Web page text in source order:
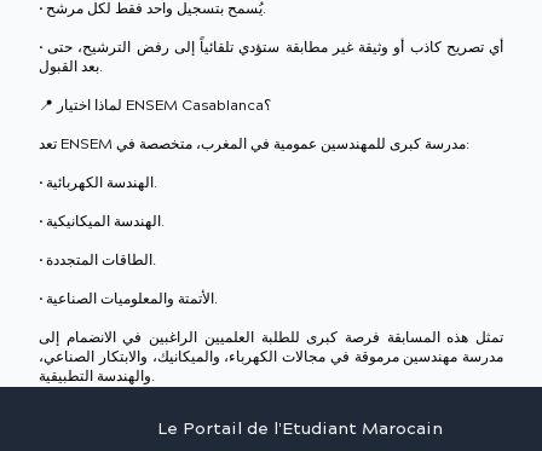
• يُسمح بتسجيل واحد فقط لكل مرشح.
• أي تصريح كاذب أو وثيقة غير مطابقة ستؤدي تلقائياً إلى رفض الترشيح، حتى
بعد القبول.
📍 لماذا اختيار ENSEM Casablanca؟
تعد ENSEM مدرسة كبرى للمهندسين عمومية في المغرب، متخصصة في:
• الهندسة الكهربائية.
• الهندسة الميكانيكية.
• الطاقات المتجددة.
• الأتمتة والمعلوميات الصناعية.
تمثل هذه المسابقة فرصة كبرى للطلبة العلميين الراغبين في الانضمام إلى
مدرسة مهندسين مرموقة في مجالات الكهرباء، والميكانيك، والابتكار الصناعي،
والهندسة التطبيقية.
Le Portail de l'Etudiant Marocain